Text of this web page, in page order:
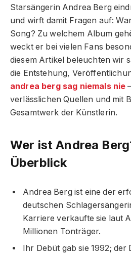
Starsängerin Andrea Berg
und wirft damit Fragen auf:
Song? Zu welchem Album
weckt er bei vielen Fans
diesem Artikel beleuchten wir
die Entstehung,
andrea berg sag niemals nie
verlässlichen Quellen und mit
Gesamtwerk der Künstlerin.
Wer ist Andrea
Überblick
Andrea Berg ist eine der
deutschen
Karriere verkaufte sie laut
Millionen Tonträger.
Ihr Debüt gab sie 1992;